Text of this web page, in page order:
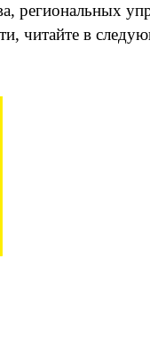
региональных
читайте в